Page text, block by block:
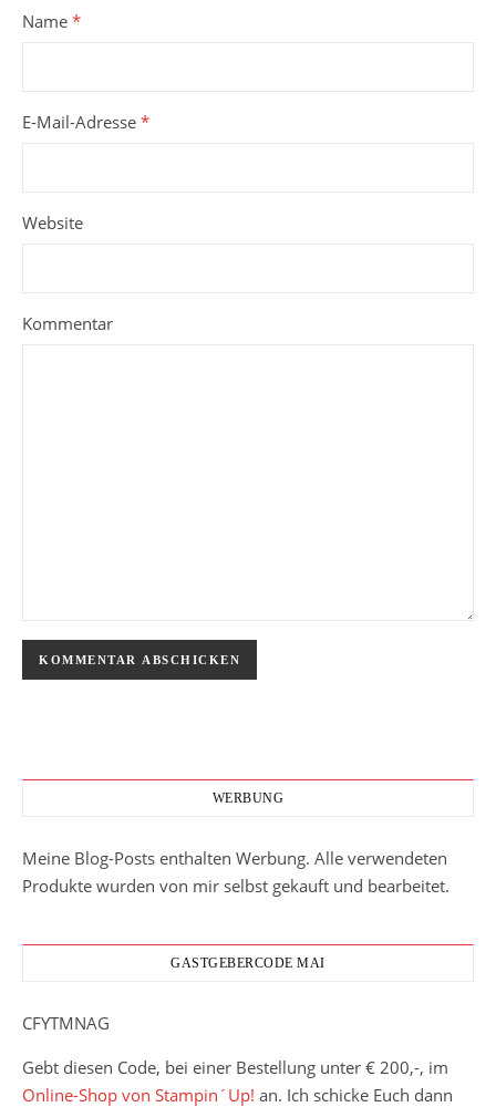
Name *
E-Mail-Adresse *
Website
Kommentar
WERBUNG
Meine Blog-Posts enthalten Werbung. Alle verwendeten
Produkte wurden von mir selbst gekauft und bearbeitet.
GASTGEBERCODE MAI
CFYTMNAG
Gebt diesen Code, bei einer Bestellung unter € 200,-, im
Online-Shop von Stampin´Up! an. Ich schicke Euch dann